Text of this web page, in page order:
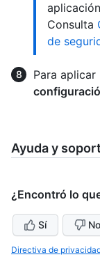
Consulta
de
Para
Ayuda y
¿Encontró lo
Sí No
Directiva de